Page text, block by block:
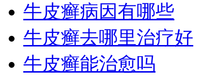
牛皮癣病因有哪些
牛皮癣去哪里治疗好
牛皮癣能治愈吗